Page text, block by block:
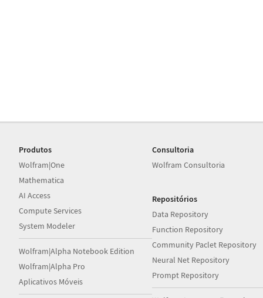
Produtos
Wolfram|One
Mathematica
AI Access
Compute Services
System Modeler
Wolfram|Alpha Notebook Edition
Wolfram|Alpha Pro
Aplicativos Móveis
Consultoria
Wolfram Consultoria
Repositórios
Data Repository
Function Repository
Community Paclet Repository
Neural Net Repository
Prompt Repository